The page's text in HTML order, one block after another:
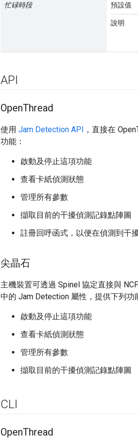
忙碌時段 預設值
說明
API
OpenThread
使用 Jam Detection API ，直接在
功能：
啟動及停止這項功能
查看卡紙偵測狀態
管理所有參數
擷取目前的干擾偵測記錄點陣圖
註冊回呼函式，以便在偵測到干
尖晶石
主機裝置可透過 Spinel 協定直接與
中的 Jam Detection 屬性，提供下列功
啟動及停止這項功能
查看卡紙偵測狀態
管理所有參數
擷取目前的干擾偵測記錄點陣圖
CLI
OpenThread